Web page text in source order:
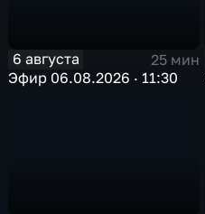
6 августа
25 мин
Эфир 06.08.2026 · 11:30